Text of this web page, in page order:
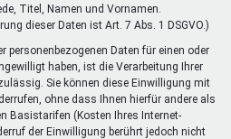
Titel, Namen und Vornamen.
dieser Daten ist Art. 7 Abs. 1 DSGVO.)
personenbezogenen Daten für einen oder
haben, ist die Verarbeitung Ihrer
Sie können diese Einwilligung mit
ohne dass Ihnen hierfür andere als
Basistarifen (Kosten Ihres Internet-
der Einwilligung berührt jedoch nicht